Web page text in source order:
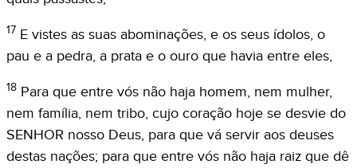
17 E vistes as suas abominações, e os seus ídolos, o
pau e a pedra, a prata e o ouro que havia entre eles,
18 Para que entre vós não haja homem, nem mulher,
nem família, nem tribo, cujo coração hoje se desvie do
SENHOR nosso Deus, para que vá servir aos deuses
destas nações; para que entre vós não haja raiz que dê